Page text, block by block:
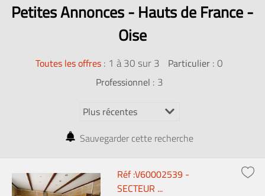
Petites Annonces - Hauts de France -
Oise
Toutes les offres : 1 à 30 sur 3 Particulier : 0
Professionnel : 3
Sauvegarder cette recherche
Réf :V60002539 -
SECTEUR ...